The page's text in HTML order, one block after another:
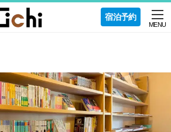
宿泊予約
MENU